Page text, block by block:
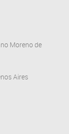
Moreno de
Aires